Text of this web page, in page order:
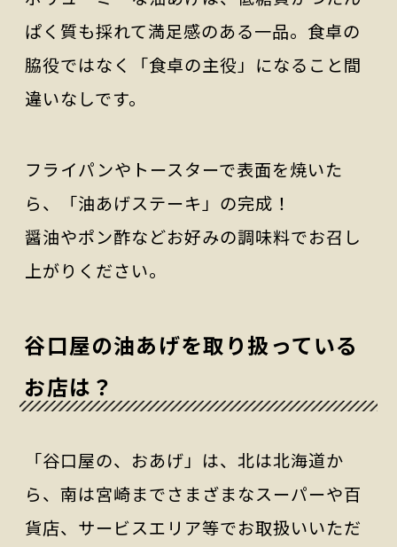
ぱく質も採れて満足感のある一品。食卓の
脇役ではなく「食卓の主役」になること間
違いなしです。
フライパンやトースターで表面を焼いた
ら、「油あげステーキ」の完成！
醤油やポン酢などお好みの調味料でお召し
上がりください。
谷口屋の油あげを取り扱っている
お店は？
「谷口屋の、おあげ」は、北は北海道か
ら、南は宮崎までさまざまなスーパーや百
貨店、サービスエリア等でお取扱いいただ